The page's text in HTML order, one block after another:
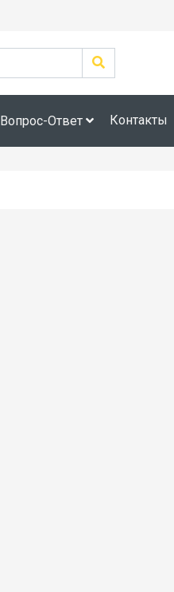
Вопрос-Ответ Контакты